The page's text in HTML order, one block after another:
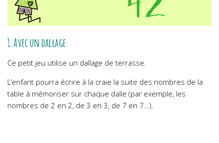
1.Avec un dallage
Ce petit jeu utilise un dallage de terrasse.
L’enfant pourra écrire à la craie la suite des nombres de la
table à mémoriser sur chaque dalle (par exemple, les
nombres de 2 en 2, de 3 en 3, de 7 en 7…).